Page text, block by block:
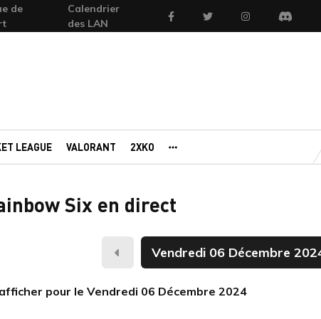
de
Calendrier
des LAN
FacebookTwitter InstagramDiscord
LEAGUE VALORANT 2XKO
Six en direct
Hier
pour le Vendredi 06 Décembre 2024